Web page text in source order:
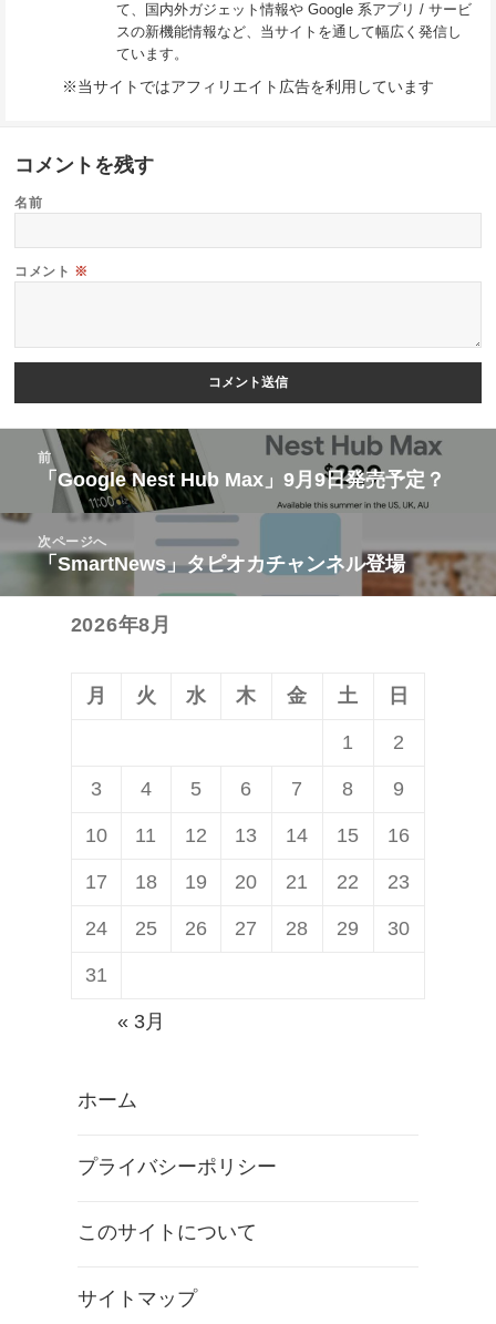
て、国内外ガジェット情報や Google 系アプリ / サービ
スの新機能情報など、当サイトを通して幅広く発信し
ています。
※当サイトではアフィリエイト広告を利用しています
コメントを残す
名前
コメント ※
ー
前
前
の
投
稿:
「Google Nest Hub Max」9月9日発売予定？
次ページへ
次
の
「SmartNews」タピオカチャンネル登場
2026年8月
月 火 水 木 金 土 日
1 2
3 4 5 6 7 8 9
10 11 12 13 14 15 16
17 18 19 20 21 22 23
24 25 26 27 28 29 30
31
« 3月
ホーム
プライバシーポリシー
このサイトについて
サイトマップ